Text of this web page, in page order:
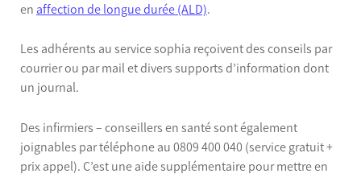
en affection de longue durée (ALD).
Les adhérents au service sophia reçoivent des conseils par
courrier ou par mail et divers supports d’information dont
un journal.
Des infirmiers – conseillers en santé sont également
joignables par téléphone au 0809 400 040 (service gratuit +
prix appel). C’est une aide supplémentaire pour mettre en